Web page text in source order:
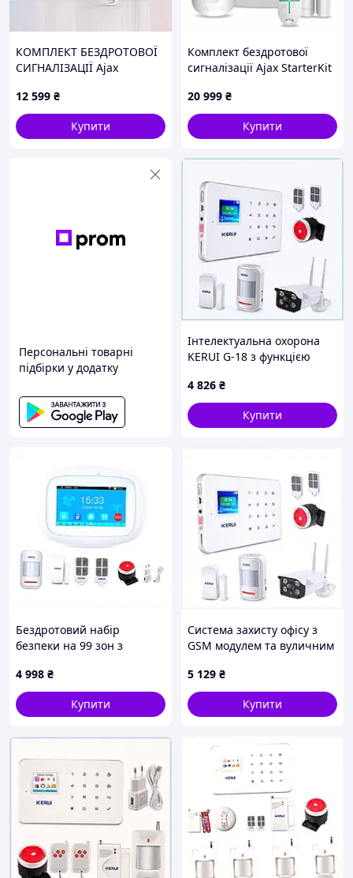
КОМПЛЕКТ БЕЗДРОТОВОЇ
СИГНАЛІЗАЦІЇ Ajax
підтримкою
фотоверифікації, 2G +
Ethernet
12 599 ₴
Купити
Комплект бездротової
сигналізації Ajax StarterKit
2 Plus
/MotionCam(HDR)/
20 999 ₴
Купити
Персональні товарні
підбірки у додатку
Інтелектуальна охорона
KERUI G-18 з функцією
X1632105B
4 826 ₴
Купити
Бездротовий набір
безпеки на 99 зон з
MX1893361
4 998 ₴
Купити
Система захисту офісу з
GSM модулем та вуличним
B182A2175
5 129 ₴
Купити